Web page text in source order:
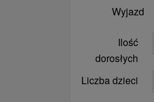
Wyjazd
Ilość
dorosłych
Liczba dzieci